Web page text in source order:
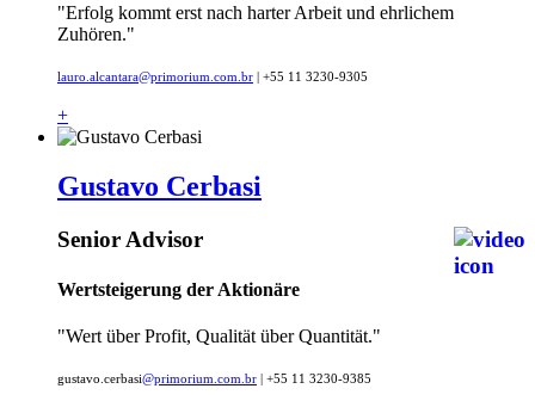
"Erfolg kommt erst nach harter Arbeit und ehrlichem
Zuhören."
lauro.alcantara@primorium.com.br | +55 11 3230-9305
+
Gustavo Cerbasi
Senior Advisor
Wertsteigerung der Aktionäre
"Wert über Profit, Qualität über Quantität."
gustavo.cerbasi@primorium.com.br | +55 11 3230-9385